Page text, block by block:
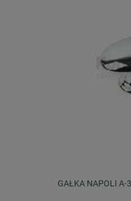
GAŁKA NAPOLI A-